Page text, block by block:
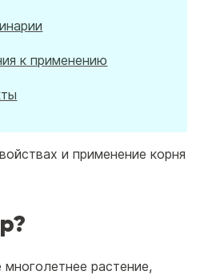
к применению
и применение корня
растение,